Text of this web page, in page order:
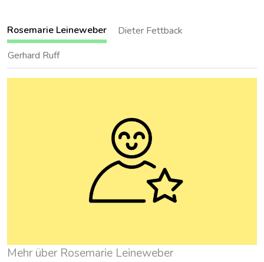
Rosemarie Leineweber
Dieter Fettback
Gerhard Ruff
Mehr über Rosemarie Leineweber